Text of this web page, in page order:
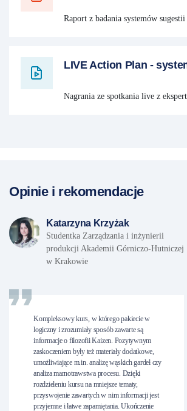
Raport z badania systemów sugestii
LIVE Action Plan -
Nagrania ze spotkania live z
Opinie i rekomendacje
Katarzyna Krzyżak
Studentka Zarządzania i inżynierii
produkcji Akademii Górniczo-Hutniczej
w Krakowie
Kompleksowy kurs, w którego pakiecie w
logiczny i zrozumiały sposób zawarte są
informacje o filozofii Kaizen. Pozytywnym
zaskoczeniem były też materiały dodatkowe,
umożliwiające m.in. analizę wąskich gardeł czy
analiza marnotrawstwa procesu. Dzięki
rozdzieleniu kursu na mniejsze tematy,
przyswojenie zawartych w nim informacji jest
przyjemne i łatwe zapamiętania. Ukończenie